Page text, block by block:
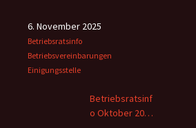
6. November 2025
Betriebsratsinfo
Betriebsvereinbarungen
Einigungsstelle
Betriebsratsinf
o Oktober 2025